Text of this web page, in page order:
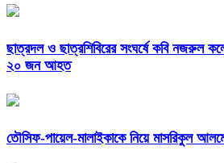
ছাত্রদল ও ছাত্রশিবিরের সংঘর্ষে কবি নজরুল
২০ জন আহত
তৌসিফ-পায়েল-মালাইকাকে নিয়ে মাসরিকুল